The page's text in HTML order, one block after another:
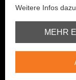
Weitere Infos
Unbedingt
MEHR